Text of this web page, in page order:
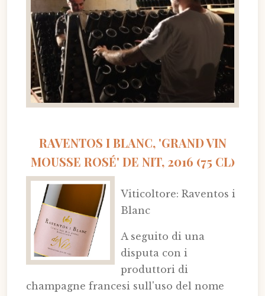
RAVENTOS I BLANC, 'GRAND VIN
MOUSSE ROSÉ' DE NIT, 2016 (75 CL)
Viticoltore: Raventos i
Blanc
A seguito di una
disputa con i
produttori di
champagne francesi sull'uso del nome